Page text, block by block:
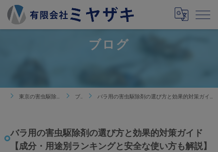
ブログ
東京の害虫駆除は有限会社ミヤザキ ブログ バラ用の害虫駆除剤の選び方と効果的対策ガイド【成分・用途別ランキングと安全な使い方も解説】
バラ用の害虫駆除剤の選び方と効果的対策ガイド
【成分・用途別ランキングと安全な使い方も解説】